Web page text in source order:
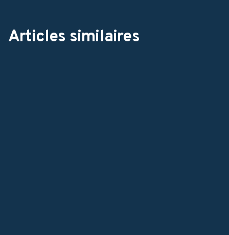
Articles similaires